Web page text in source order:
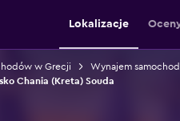
Lokalizacje
w Grecji Wynajem
Chania (Kreta) Souda